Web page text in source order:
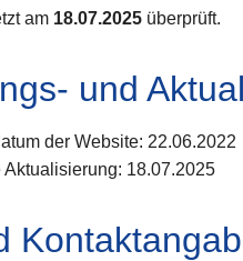
am 18.07.2025 überprüft.
und
der Website: 22.06.2022
Aktualisierung: 18.07.2025